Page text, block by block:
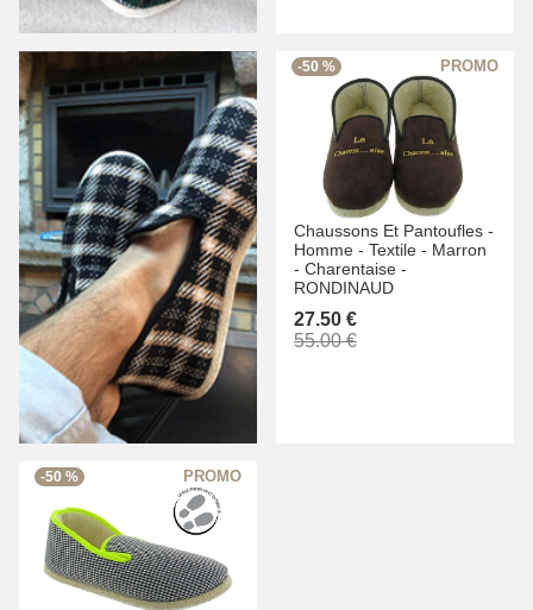
-50 %
Chaussons Et Pantoufles -
Homme - Textile - Marron
- Charentaise -
RONDINAUD
27.50 €
55.00 €
-50 %